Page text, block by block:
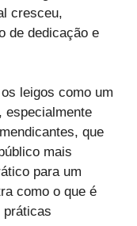
cresceu,
de dedicação e
leigos como um
especialmente
que
mais
para um
como o que é
práticas